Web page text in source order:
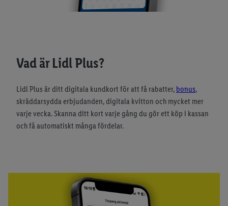
Vad är Lidl Plus?
Lidl Plus är ditt digitala kundkort för att få rabatter, bonus,
skräddarsydda erbjudanden, digitala kvitton och mycket mer
varje vecka. Skanna ditt kort varje gång du gör ett köp i kassan
och få automatiskt många fördelar.